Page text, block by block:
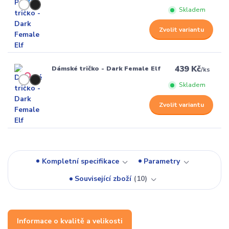
Skladem
Zvolit variantu
Dámské tričko - Dark Female Elf 439 Kč/ks
Skladem
Zvolit variantu
Kompletní specifikace
Parametry
Související zboží
10
Informace o kvalitě a velikosti